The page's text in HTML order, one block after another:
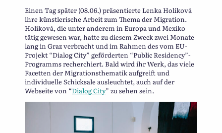
Einen Tag später (08.06.) präsentierte Lenka Holíková
ihre künstlerische Arbeit zum Thema der Migration.
Holíková, die unter anderem in Europa und Mexiko
tätig gewesen war, hatte zu diesem Zweck zwei Monate
lang in Graz verbracht und im Rahmen des vom EU-
Projekt “Dialog City” geförderten “Public Residency”-
Programms recherchiert. Bald wird ihr Werk, das viele
Facetten der Migrationsthematik aufgreift und
individuelle Schicksale ausleuchtet, auch auf der
Webseite von “Dialog City” zu sehen sein.